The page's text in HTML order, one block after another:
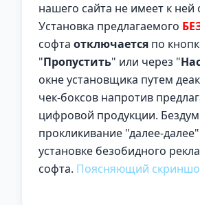
нашего сайта не имеет к
Установка предлагаемого
софта отключается по
"Пропустить" или через "
окне установщика путем
чек-боксов напротив
цифровой продукции.
прокликивание "далее-
установке безобидного
софта. Поясняющий